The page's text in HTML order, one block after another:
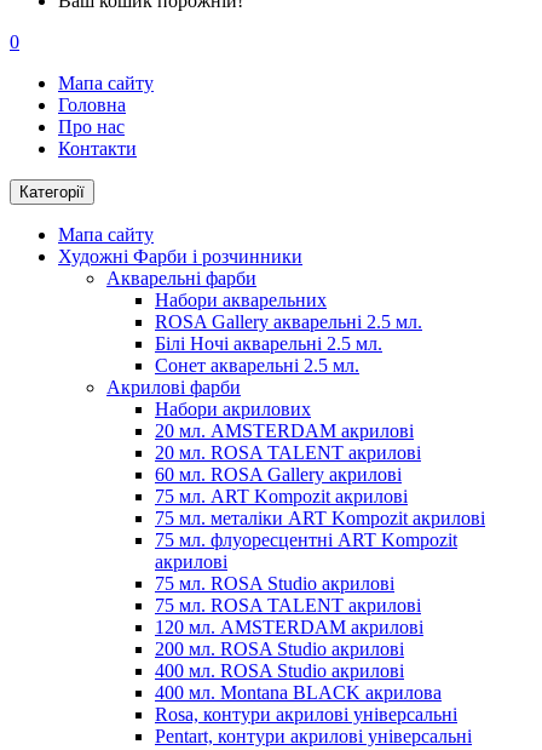
0
Мапа сайту
Головна
Про нас
Контакти
Категорії
Мапа сайту
Художні Фарби і розчинники
Акварельні фарби
Набори акварельних
ROSA Gallery акварельні 2.5 мл.
Білі Ночі акварельні 2.5 мл.
Сонет акварельні 2.5 мл.
Акрилові фарби
Набори акрилових
20 мл. AMSTERDAM акрилові
20 мл. ROSA TALENT акрилові
60 мл. ROSA Gallery акрилові
75 мл. ART Kompozit акрилові
75 мл. металіки ART Kompozit акрилові
75 мл. флуоресцентні ART Kompozit
акрилові
75 мл. ROSA Studio акрилові
75 мл. ROSA TALENT акрилові
120 мл. AMSTERDAM акрилові
200 мл. ROSA Studio акрилові
400 мл. ROSA Studio акрилові
400 мл. Montana BLACK акрилова
Rosa, контури акрилові універсальні
Pentart, контури акрилові універсальні